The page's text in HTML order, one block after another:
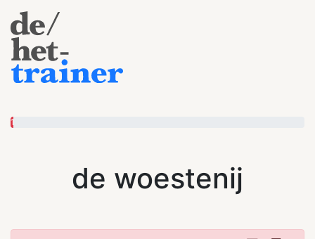
1
de woestenij